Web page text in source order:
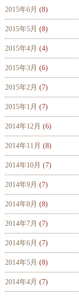
2015年6月 (8)
2015年5月 (8)
2015年4月 (4)
2015年3月 (6)
2015年2月 (7)
2015年1月 (7)
2014年12月 (6)
2014年11月 (8)
2014年10月 (7)
2014年9月 (7)
2014年8月 (8)
2014年7月 (7)
2014年6月 (7)
2014年5月 (8)
2014年4月 (7)